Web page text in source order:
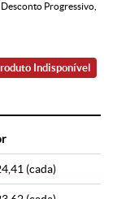
Desconto Progressivo
Indisponível
(cada)